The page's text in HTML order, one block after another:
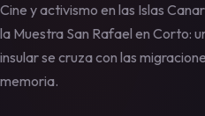
Cine y activismo en las Islas
la Muestra San Rafael en Corto:
insular se cruza con las
memoria.